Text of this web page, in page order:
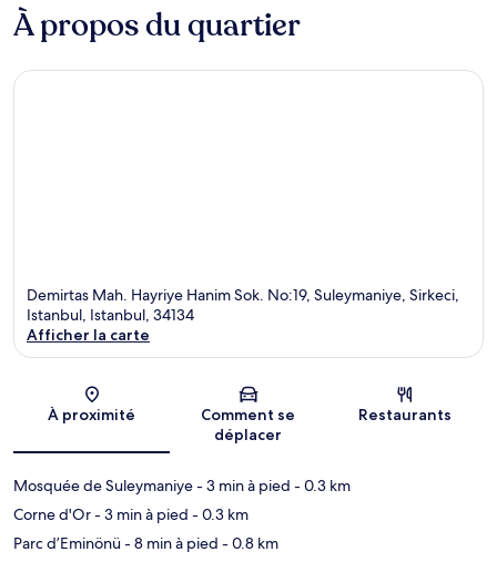
À propos du quartier
Demirtas Mah. Hayriye Hanim Sok. No:19, Suleymaniye, Sirkeci,
Istanbul, Istanbul, 34134
Afficher la carte
À proximité
Comment se
déplacer
Restaurants
Mosquée de Suleymaniye- 3 min à pied - 0.3 km
Corne d'Or- 3 min à pied - 0.3 km
Parc d’Eminönü- 8 min à pied - 0.8 km